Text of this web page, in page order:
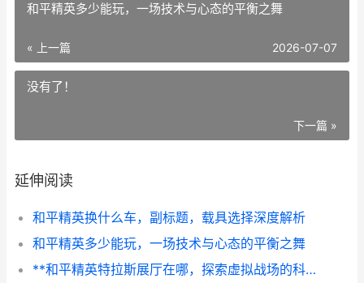
和平精英多少能玩，一场技术与心态的平衡之舞
« 上一篇 2026-07-07
没有了！
下一篇 »
延伸阅读
和平精英换什么车，副标题，载具选择深度解析
和平精英多少能玩，一场技术与心态的平衡之舞
**和平精英特拉斯展厅在哪，探索虚拟战场的科技地标**